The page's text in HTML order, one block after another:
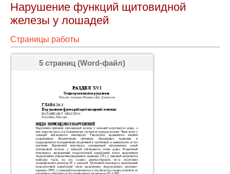
Нарушение функций щитовидной
железы у лошадей
Страницы работы
5 страниц (Word-файл)